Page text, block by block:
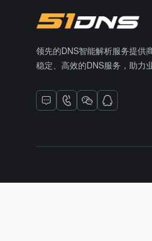
领先的DNS智能解析服务提供
稳定、高效的DNS服务，助力